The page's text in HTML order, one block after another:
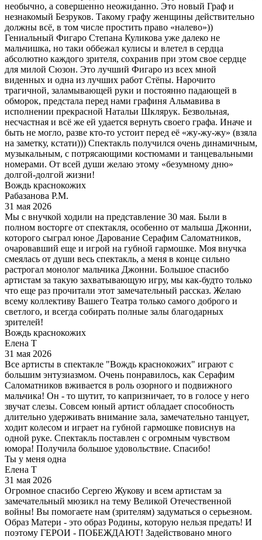
необычно, а совершенно неожиданно. Это новый Граф и
незнакомый Безруков. Такому графу женщины действительно
должны всё, в том числе простить право «налево»))
Гениальный Фигаро Степана Куликова уже далеко не
мальчишка, но таки оббежал кулисы и влетел в сердца
абсолютно каждого зрителя, сохранив при этом свое сердце
для милой Сюзон. Это лучший Фигаро из всех мной
виденных и одна из лучших работ Стёпы. Нарочито
трагичной, заламывающей руки и постоянно падающей в
обморок, предстала перед нами графиня Альмавива в
исполнении прекрасной Натальи Шклярук. Безвольная,
несчастная и всё же ей удается вернуть своего графа. Иначе и
быть не могло, разве кто-то устоит перед её «жу-жу-жу» (взяла
на заметку, кстати))) Спектакль получился очень динамичным,
музыкальным, с потрясающими костюмами и танцевальными
номерами. От всей души желаю этому «безумному дню»
долгой-долгой жизни!
Вождь краснокожих
Рабазанова Р.М.
31 мая 2026
Мы с внучкой ходили на представление 30 мая. Были в
полном восторге от спектакля, особенно от малыша Джонни,
которого сыграл юное Дарование Серафим Саломатников,
очаровавший еще и игрой на губной гармошке. Моя внучка
смеялась от души весь спектакль, а меня в конце сильно
растрогал монолог мальчика Джонни. Большое спасибо
артистам за такую захватывающую игру, мы как-будто только
что еще раз прочитали этот замечательный рассказ. Желаю
всему коллективу Вашего Театра только самого доброго и
светлого, и всегда собирать полные залы благодарных
зрителей!
Вождь краснокожих
Елена Т
31 мая 2026
Все артисты в спектакле "Вождь краснокожих" играют с
большим энтузиазмом. Очень понравилось, как Серафим
Саломатников вживается в роль озорного и подвижного
мальчика! Он - то шутит, то капризничает, то в голосе у него
звучат слезы. Совсем юный артист обладает способность
длительно удерживать внимание зала, замечательно танцует,
ходит колесом и играет на губной гармошке повиснув на
одной руке. Спектакль поставлен с огромным чувством
юмора! Получила большое удовольствие. Спасибо!
Ты у меня одна
Елена Т
31 мая 2026
Огромное спасибо Сергею Жукову и всем артистам за
замечательный мюзикл на тему Великой Отечественной
войны! Вы помогаете нам (зрителям) задуматься о серьезном.
Образ Матери - это образ Родины, которую нельзя предать! И
поэтому ГЕРОИ - ПОБЕЖДАЮТ! Задействовано много